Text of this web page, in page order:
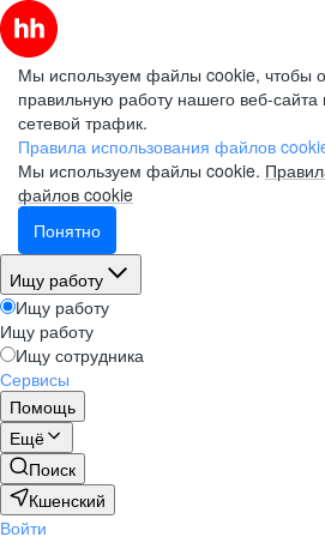
Мы используем файлы cookie, чтобы
правильную работу нашего веб-сайта
сетевой трафик.
Правила использования файлов
Мы используем файлы cookie.
файлов cookie
Понятно
Ищу работу
Ищу работу
Ищу работу
Ищу сотрудника
Сервисы
Помощь
Ещё
Поиск
Кшенский
Войти